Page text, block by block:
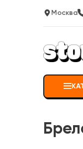
Москва